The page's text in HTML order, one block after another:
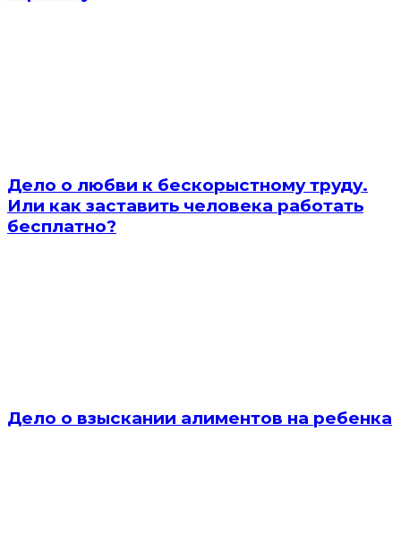
Дело о любви к бескорыстному труду.
Или как заставить человека работать
бесплатно?
Дело о взыскании алиментов на ребенка